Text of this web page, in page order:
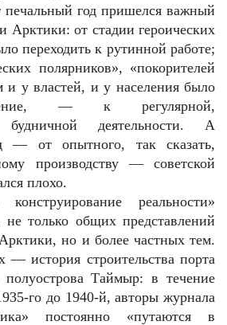
печальный год пришелся важный
Арктики: от стадии героических
переходить к рутинной работе;
полярников», «покорителей
и у властей, и у населения было
— к регулярной,
будничной деятельности. А
— от опытного, так сказать,
производству — советской
плохо.
конструирование реальности»
не только общих представлений
но и более частных тем.
— история строительства порта
Таймыр: в течение
го до 1940-й, авторы журнала
постоянно «путаются в